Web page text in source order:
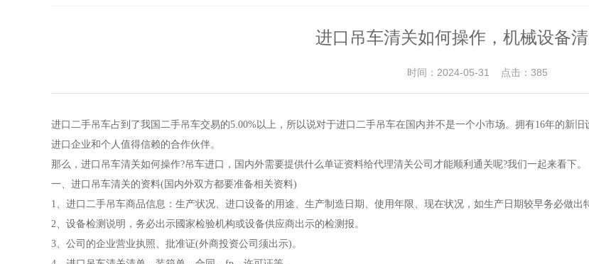
进口吊车清关如何操作，机械设备
时间：2024-05-31 点击：385
进口二手吊车占到了我国二手吊车交易的5.00%以上，所以说对于进口二手吊车在国内并不是一个小市场。拥有16年的新
进口企业和个人值得信赖的合作伙伴。
那么，进口吊车清关如何操作?吊车进口，国内外需要提供什么单证资料给代理清关公司才能顺利通关呢?我们一起来看下。
一、进口吊车清关的资料(国内外双方都要准备相关资料)
1、进口二手吊车商品信息：生产状况、进口设备的用途、生产制造日期、使用年限、现在状况，如生产日期较早务必做出
2、设备检测说明，务必出示國家检验机构或设备供应商出示的检测报。
3、公司的企业营业执照、批准证(外商投资公司须出示)。